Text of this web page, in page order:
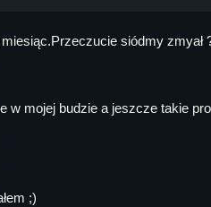
siódmy
w mojej budzie a jeszcze takie
;)